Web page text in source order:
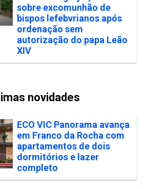
sobre excomunhão de
bispos lefebvrianos após
ordenação sem
autorização do papa Leão
XIV
novidades
ECO VIC Panorama avança
em Franco da Rocha com
apartamentos de dois
dormitórios e lazer
completo